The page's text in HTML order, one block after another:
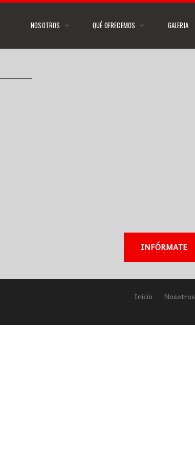
NOSOTROS QUÉ OFRECEMOS GALERIA
INFÓRMATE
Inicio Nosotros